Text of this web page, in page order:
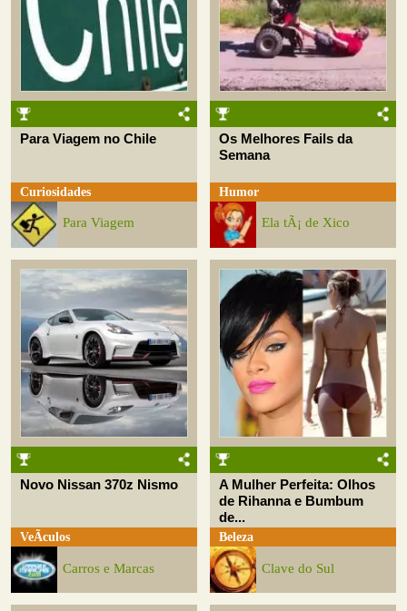
Para Viagem no Chile
Curiosidades
Para Viagem
Os Melhores Fails da
Semana
Humor
Ela tÃ¡ de Xico
Novo Nissan 370z Nismo
VeÃ­culos
Carros e Marcas
A Mulher Perfeita: Olhos
de Rihanna e Bumbum
de...
Beleza
Clave do Sul